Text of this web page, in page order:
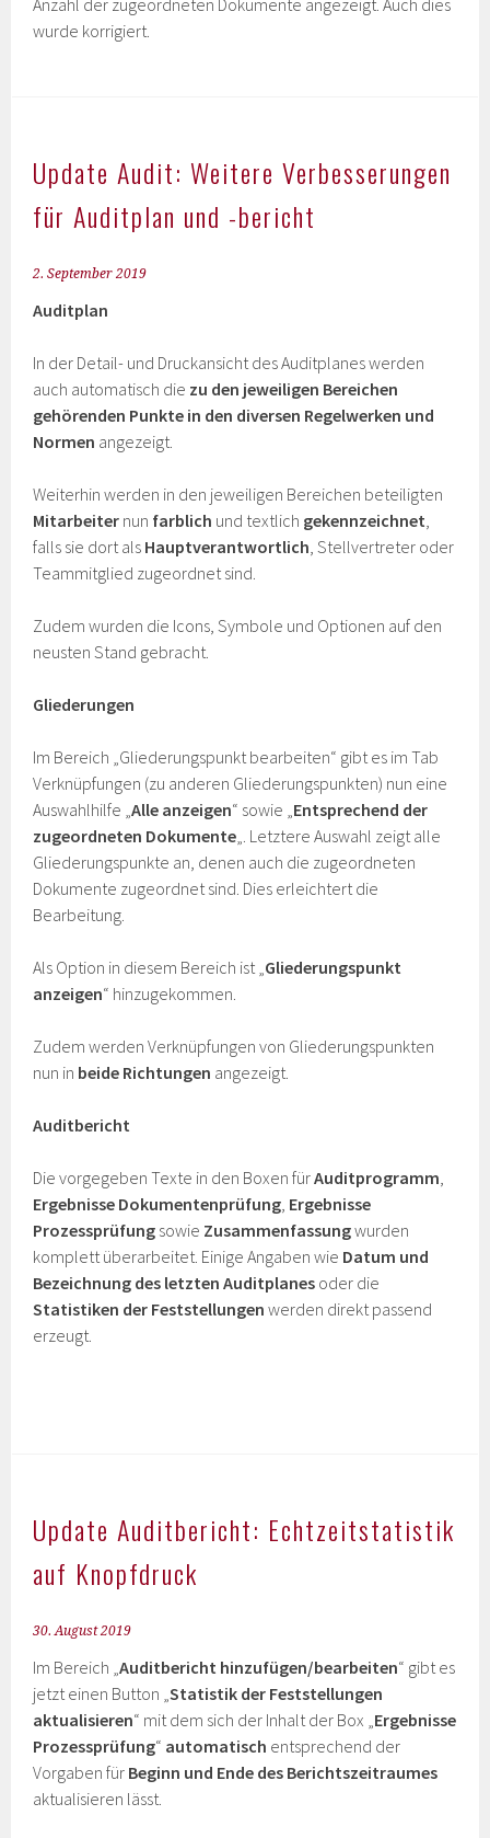
Anzahl der zugeordneten Dokumente angezeigt. Auch dies
wurde korrigiert.
Update Audit: Weitere Verbesserungen
für Auditplan und -bericht
2. September 2019
Auditplan
In der Detail- und Druckansicht des Auditplanes werden
auch automatisch die zu den jeweiligen Bereichen
gehörenden Punkte in den diversen Regelwerken und
Normen angezeigt.
Weiterhin werden in den jeweiligen Bereichen beteiligten
Mitarbeiter nun farblich und textlich gekennzeichnet,
falls sie dort als Hauptverantwortlich, Stellvertreter oder
Teammitglied zugeordnet sind.
Zudem wurden die Icons, Symbole und Optionen auf den
neusten Stand gebracht.
Gliederungen
Im Bereich „Gliederungspunkt bearbeiten“ gibt es im Tab
Verknüpfungen (zu anderen Gliederungspunkten) nun eine
Auswahlhilfe „Alle anzeigen“ sowie „Entsprechend der
zugeordneten Dokumente„. Letztere Auswahl zeigt alle
Gliederungspunkte an, denen auch die zugeordneten
Dokumente zugeordnet sind. Dies erleichtert die
Bearbeitung.
Als Option in diesem Bereich ist „Gliederungspunkt
anzeigen“ hinzugekommen.
Zudem werden Verknüpfungen von Gliederungspunkten
nun in beide Richtungen angezeigt.
Auditbericht
Die vorgegeben Texte in den Boxen fürAuditprogramm,
Ergebnisse Dokumentenprüfung, Ergebnisse
Prozessprüfung sowie Zusammenfassungwurden
komplett überarbeitet. Einige Angaben wie Datum und
Bezeichnung des letzten Auditplanes oder die
Statistiken der Feststellungen werden direkt passend
erzeugt.
Update Auditbericht: Echtzeitstatistik
auf Knopfdruck
30. August 2019
Im Bereich „Auditbericht hinzufügen/bearbeiten“ gibt es
jetzt einen Button „Statistik der Feststellungen
aktualisieren“ mit dem sich der Inhalt der Box „Ergebnisse
Prozessprüfung“ automatisch entsprechend der
Vorgaben für Beginn und Ende des Berichtszeitraumes
aktualisieren lässt.